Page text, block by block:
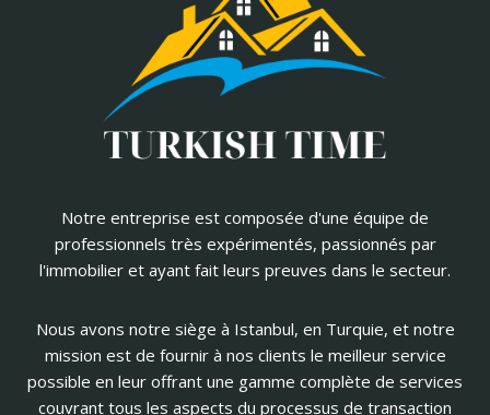
Notre entreprise est composée d'une équipe de
professionnels très expérimentés, passionnés par
l'immobilier et ayant fait leurs preuves dans le secteur.
Nous avons notre siège à Istanbul, en Turquie, et notre
mission est de fournir à nos clients le meilleur service
possible en leur offrant une gamme complète de services
couvrant tous les aspects du processus de transaction